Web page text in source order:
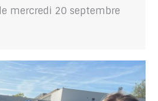
mercredi 20 septembre